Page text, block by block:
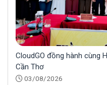
CloudGO đồng hành cùng
Cần Thơ
03/08/2026